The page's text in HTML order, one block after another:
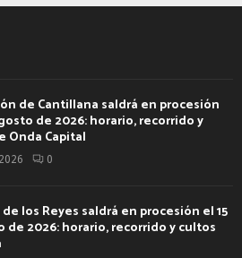
de Cantillana saldrá en procesión
de 2026: horario, recorrido y
Onda Capital
0
los Reyes saldrá en procesión el 15
de 2026: horario, recorrido y cultos